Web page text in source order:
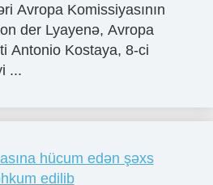
Avropa Komissiyasının
der Lyayenə, Avropa
Antonio Kostaya, 8-ci
...
hücum edən şəxs
edilib